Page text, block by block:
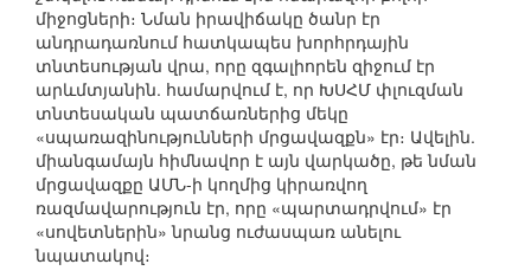
միջոցների։ Նման իրավիճակը ծանր էր
անդրադառնում հատկապես խորհրդային
տնտեսության վրա, որը զգալիորեն զիջում էր
արևմտյանին. համարվում է, որ ԽՍՀՄ փլուզման
տնտեսական պատճառներից մեկը
«սպառազինությունների մրցավազքն» էր։ Ավելին.
միանգամայն հիմնավոր է այն վարկածը, թե նման
մրցավազքը ԱՄՆ-ի կողմից կիրառվող
ռազմավարություն էր, որը «պարտադրվում» էր
«սովետներին» նրանց ուժասպառ անելու
նպատակով։